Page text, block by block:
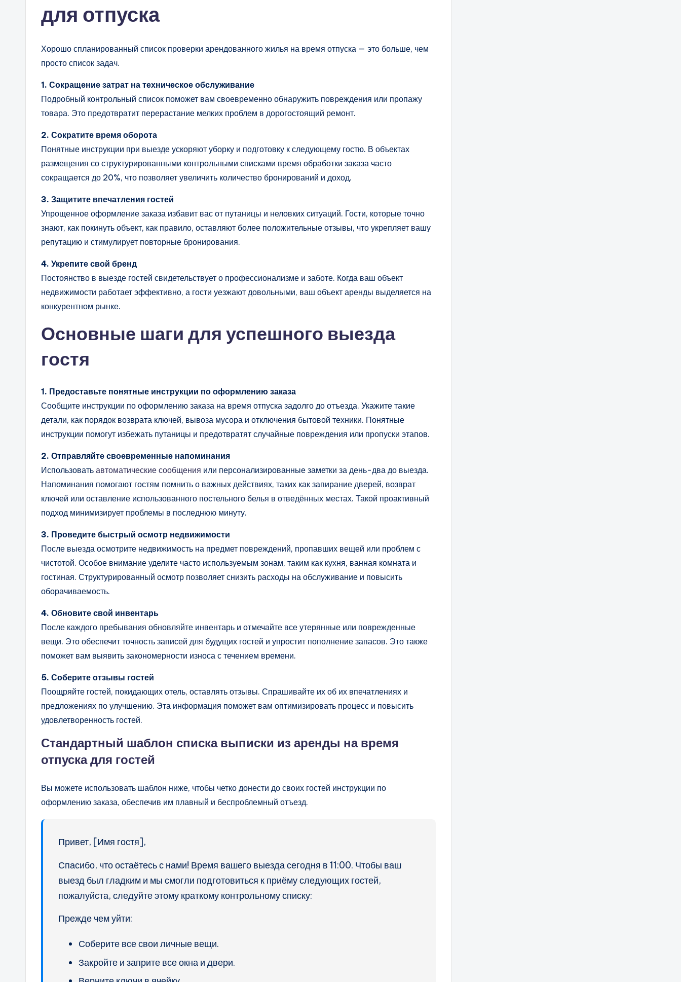
для отпуска
Хорошо спланированный список проверки арендованного жилья на время отпуска — это больше, чем
просто список задач.
1. Сокращение затрат на техническое обслуживание
Подробный контрольный список поможет вам своевременно обнаружить повреждения или пропажу
товара. Это предотвратит перерастание мелких проблем в дорогостоящий ремонт.
2. Сократите время оборота
Понятные инструкции при выезде ускоряют уборку и подготовку к следующему гостю. В объектах
размещения со структурированными контрольными списками время обработки заказа часто
сокращается до 20%, что позволяет увеличить количество бронирований и доход.
3. Защитите впечатления гостей
Упрощенное оформление заказа избавит вас от путаницы и неловких ситуаций. Гости, которые точно
знают, как покинуть объект, как правило, оставляют более положительные отзывы, что укрепляет вашу
репутацию и стимулирует повторные бронирования.
4. Укрепите свой бренд
Постоянство в выезде гостей свидетельствует о профессионализме и заботе. Когда ваш объект
недвижимости работает эффективно, а гости уезжают довольными, ваш объект аренды выделяется на
конкурентном рынке.
Основные шаги для успешного выезда
гостя
1. Предоставьте понятные инструкции по оформлению заказа
Сообщите инструкции по оформлению заказа на время отпуска задолго до отъезда. Укажите такие
детали, как порядок возврата ключей, вывоза мусора и отключения бытовой техники. Понятные
инструкции помогут избежать путаницы и предотвратят случайные повреждения или пропуски этапов.
2. Отправляйте своевременные напоминания
Использовать автоматические сообщения или персонализированные заметки за день-два до выезда.
Напоминания помогают гостям помнить о важных действиях, таких как запирание дверей, возврат
ключей или оставление использованного постельного белья в отведённых местах. Такой проактивный
подход минимизирует проблемы в последнюю минуту.
3. Проведите быстрый осмотр недвижимости
После выезда осмотрите недвижимость на предмет повреждений, пропавших вещей или проблем с
чистотой. Особое внимание уделите часто используемым зонам, таким как кухня, ванная комната и
гостиная. Структурированный осмотр позволяет снизить расходы на обслуживание и повысить
оборачиваемость.
4. Обновите свой инвентарь
После каждого пребывания обновляйте инвентарь и отмечайте все утерянные или поврежденные
вещи. Это обеспечит точность записей для будущих гостей и упростит пополнение запасов. Это также
поможет вам выявить закономерности износа с течением времени.
5. Соберите отзывы гостей
Поощряйте гостей, покидающих отель, оставлять отзывы. Спрашивайте их об их впечатлениях и
предложениях по улучшению. Эта информация поможет вам оптимизировать процесс и повысить
удовлетворенность гостей.
Стандартный шаблон списка выписки из аренды на время
отпуска для гостей
Вы можете использовать шаблон ниже, чтобы четко донести до своих гостей инструкции по
оформлению заказа, обеспечив им плавный и беспроблемный отъезд.
Привет, [Имя гостя],
Спасибо, что остаётесь с нами! Время вашего выезда сегодня в 11:00. Чтобы ваш
выезд был гладким и мы смогли подготовиться к приёму следующих гостей,
пожалуйста, следуйте этому краткому контрольному списку:
Прежде чем уйти:
Соберите все свои личные вещи.
Закройте и заприте все окна и двери.